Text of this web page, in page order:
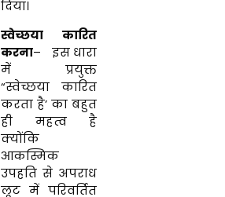
दिया।
स्वेच्छया कारित
करना– इस धारा
में प्रयुक्त
“स्वेच्छया कारित
करता है’ का बहुत
ही महत्व है
क्योंकि
आकस्मिक
उपहति से अपराध
लूट में परिवर्तित